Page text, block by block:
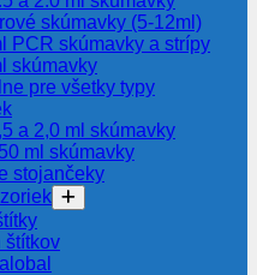
skúmavky (5-12ml)
PCR skúmavky a strípy
skúmavky
pre všetky typy
a 2,0 ml skúmavky
ml skúmavky
stojančeky
štítkov